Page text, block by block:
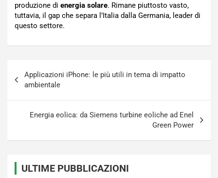
produzione di energia solare. Rimane piuttosto vasto,
tuttavia, il gap che separa l’Italia dalla Germania, leader di
questo settore.
articoli
Applicazioni iPhone: le più utili in tema di impatto
ambientale
Energia eolica: da Siemens turbine eoliche ad Enel
Green Power
ULTIME PUBBLICAZIONI